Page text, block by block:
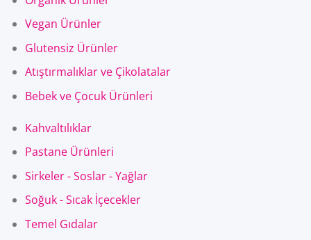
Vegan Ürünler
Glutensiz Ürünler
Atıştırmalıklar ve Çikolatalar
Bebek ve Çocuk Ürünleri
Kahvaltılıklar
Pastane Ürünleri
Sirkeler - Soslar - Yağlar
Soğuk - Sıcak İçecekler
Temel Gıdalar